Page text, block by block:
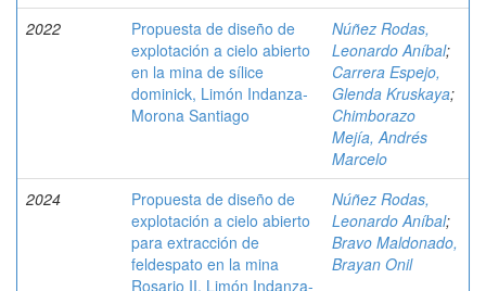
2022
Propuesta de diseño de
explotación a cielo abierto
en la mina de sílice
dominick, Limón Indanza-
Morona Santiago
Núñez Rodas,
Leonardo Aníbal;
Carrera Espejo,
Glenda Kruskaya;
Chimborazo
Mejía, Andrés
Marcelo
2024
Propuesta de diseño de
explotación a cielo abierto
para extracción de
feldespato en la mina
Rosario II, Limón Indanza-
Núñez Rodas,
Leonardo Aníbal;
Bravo Maldonado,
Brayan Onil